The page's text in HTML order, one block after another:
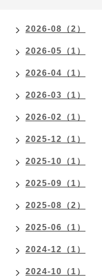
2026-08（2）
2026-05（1）
2026-04（1）
2026-03（1）
2026-02（1）
2025-12（1）
2025-10（1）
2025-09（1）
2025-08（2）
2025-06（1）
2024-12（1）
2024-10（1）